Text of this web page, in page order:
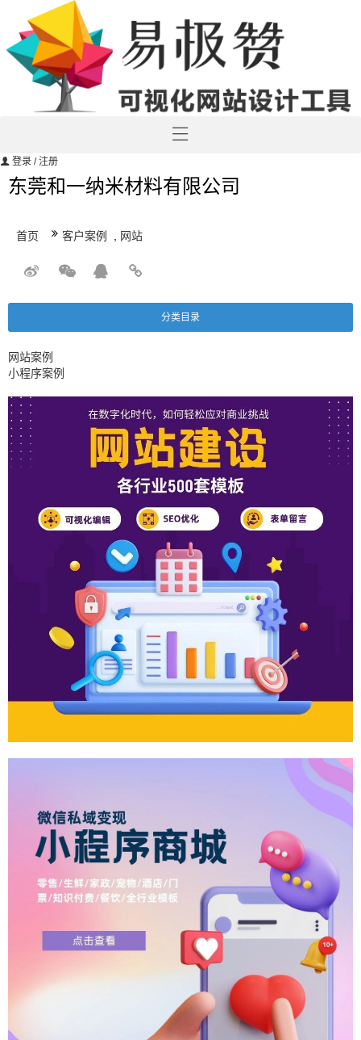
登录 / 注册
东莞和一纳米材料有限公司
首页 客户案例 网站
分类目录
网站案例
小程序案例